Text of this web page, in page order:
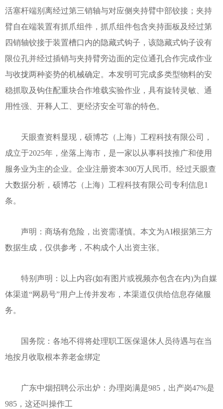
活塞杆端别离经过第三销轴与对应侧夹持臂中部铰接；夹持
臂自在端装置有抓爪组件，抓爪组件包含夹持面板及经过第
四销轴铰接于装置槽口内的隐藏式钩子，该隐藏式钩子设有
限位孔并经过插销与夹持臂旁边面的定位通孔合作完成作业
与收拢两种姿势的机械确定。本发明可完成多类型物料的安
稳抓取及钩住配重块合作堆载实验作业，具有旋转灵敏、通
用性强、开释人工、更经济安全可靠的特色。
天眼查资料显现，硕博芯（上海）工程科技有限公司，
成立于2025年，坐落上海市，是一家以从事科技推广和使用
服务业为主的企业。企业注册资本300万人民币。经过天眼查
大数据分析，硕博芯（上海）工程科技有限公司专利信息1
条。
声明：商场有危险，出资需谨慎。本文为AI根据第三方
数据生成，仅供参考，不构成个人出资主张。
特别声明：以上内容(如有图片或视频亦包含在内)为自媒
体渠道“网易号”用户上传并发布，本渠道仅供给信息存储服
务。
国务院：各地不得将处理职工医保退休人员待遇与在当
地按月收取根本养老金绑定
广东中烟招聘公示出炉：办理岗满是985，出产岗47%是
985，这还叫操作工